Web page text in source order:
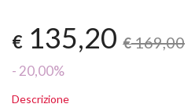
€ 135,20 €169,00
- 20,00%
Descrizione